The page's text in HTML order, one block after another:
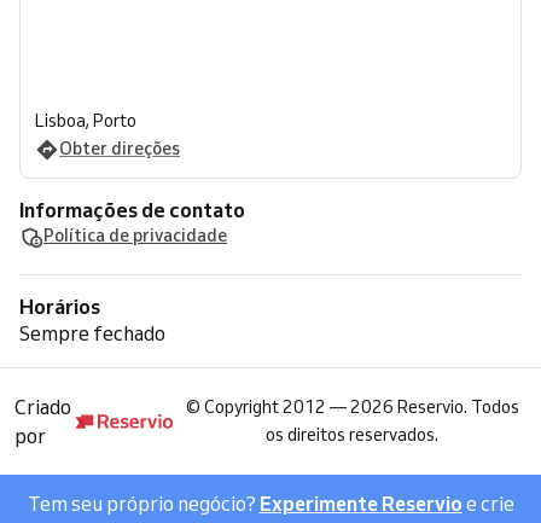
Lisboa, Porto
Obter direções
Informações de contato
Política de privacidade
Horários
Sempre fechado
Criado
por
© Copyright 2012 — 2026 Reservio. Todos
os direitos reservados.
Tem seu próprio negócio? Experimente Reservio e crie